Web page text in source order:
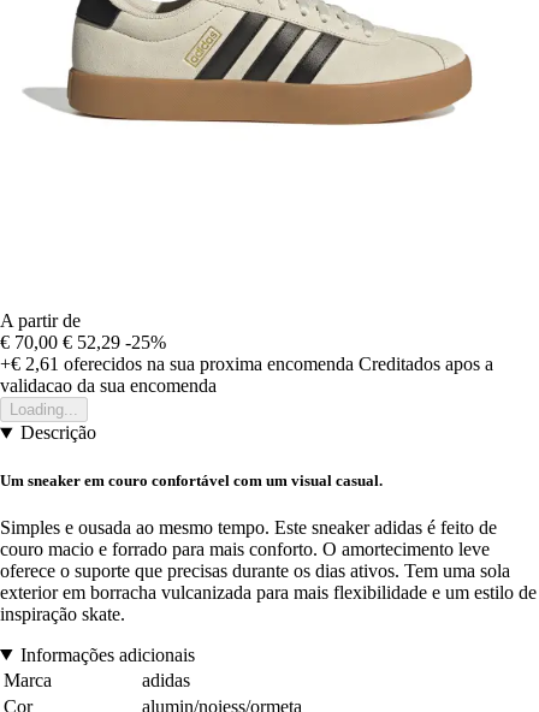
A partir de
€ 70,00 € 52,29 -25%
+€ 2,61 oferecidos na sua proxima encomenda Creditados apos a
validacao da sua encomenda
Loading...
Descrição
Um sneaker em couro confortável com um visual casual.
Simples e ousada ao mesmo tempo. Este sneaker adidas é feito de
couro macio e forrado para mais conforto. O amortecimento leve
oferece o suporte que precisas durante os dias ativos. Tem uma sola
exterior em borracha vulcanizada para mais flexibilidade e um estilo de
inspiração skate.
Informações adicionais
Marca
adidas
Cor
alumin/noiess/ormeta